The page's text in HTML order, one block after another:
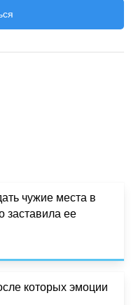
чужие места в
заставила ее
которых эмоции